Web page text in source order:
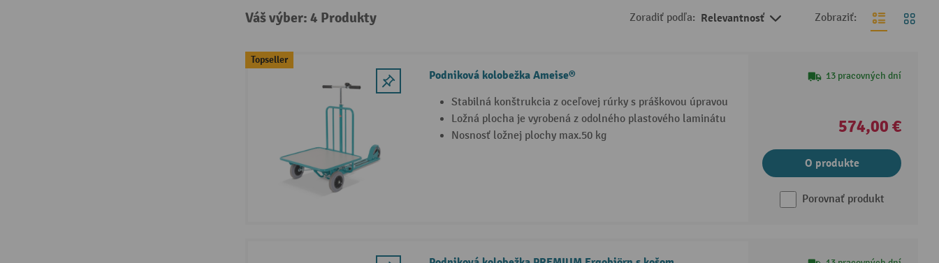
Váš výber: 4 Produkty Zoradiť podľa: Relevantnosť Zobraziť:
Topseller
Podniková kolobežka Ameise®
Stabilná konštrukcia z oceľovej rúrky s práškovou úpravou
Ložná plocha je vyrobená z odolného plastového laminátu
Nosnosť ložnej plochy max.50 kg
13 pracovných dní
574,00 €
O produkte
Porovnať produkt